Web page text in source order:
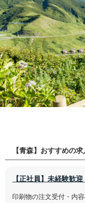
【青森】おすすめの求
【正社員】未経験歓
印刷物の注文受付・内